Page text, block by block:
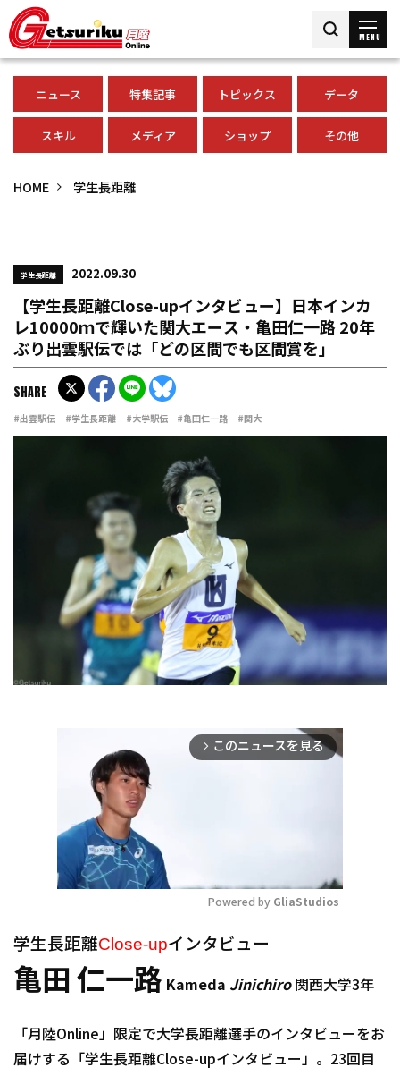
MENU
ニュース 特集記事 トピックス データ
スキル メディア ショップ その他
HOME 学生長距離
学生長距離 2022.09.30
【学生長距離Close-upインタビュー】日本インカ
レ10000ｍで輝いた関大エース・亀田仁一路 20年
ぶり出雲駅伝では「どの区間でも区間賞を」
#出雲駅伝 #学生長距離 #大学駅伝 #亀田仁一路 #関大
SHARE
arrow_forward_ios このニュースを見る
Powered by GliaStudios
学生長距離Close-upインタビュー
亀田 仁一路 Kameda Jinichiro関西大学3年
「月陸Online」限定で大学長距離選手のインタビューをお
届けする「学生長距離Close-upインタビュー」。23回目